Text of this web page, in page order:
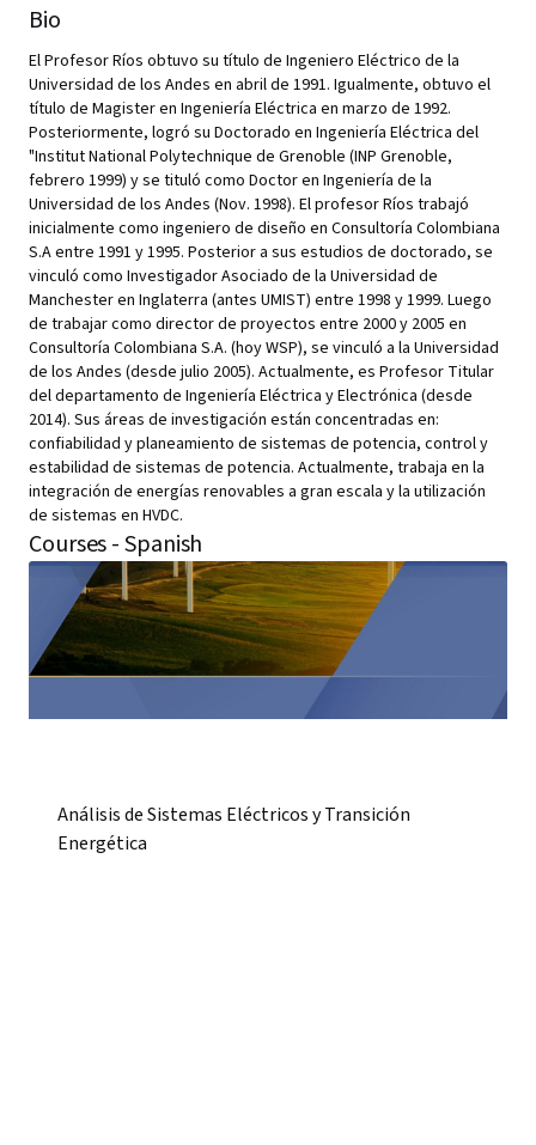
Bio
El Profesor Ríos obtuvo su título de Ingeniero Eléctrico de la
Universidad de los Andes en abril de 1991. Igualmente, obtuvo el
título de Magister en Ingeniería Eléctrica en marzo de 1992.
Posteriormente, logró su Doctorado en Ingeniería Eléctrica del
"Institut National Polytechnique de Grenoble (INP Grenoble,
febrero 1999) y se tituló como Doctor en Ingeniería de la
Universidad de los Andes (Nov. 1998). El profesor Ríos trabajó
inicialmente como ingeniero de diseño en Consultoría Colombiana
S.A entre 1991 y 1995. Posterior a sus estudios de doctorado, se
vinculó como Investigador Asociado de la Universidad de
Manchester en Inglaterra (antes UMIST) entre 1998 y 1999. Luego
de trabajar como director de proyectos entre 2000 y 2005 en
Consultoría Colombiana S.A. (hoy WSP), se vinculó a la Universidad
de los Andes (desde julio 2005). Actualmente, es Profesor Titular
del departamento de Ingeniería Eléctrica y Electrónica (desde
2014). Sus áreas de investigación están concentradas en:
confiabilidad y planeamiento de sistemas de potencia, control y
estabilidad de sistemas de potencia. Actualmente, trabaja en la
integración de energías renovables a gran escala y la utilización
de sistemas en HVDC.
Courses - Spanish
Análisis de Sistemas Eléctricos y Transición
Energética